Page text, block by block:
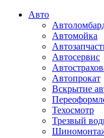
Авто
Автомойка
Автосервис
Автопрокат
Вскрытие
Техосмотр
Трезвый